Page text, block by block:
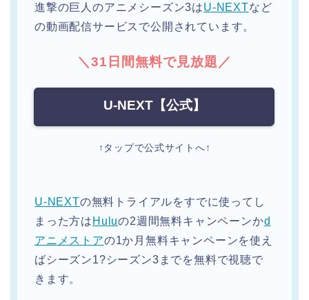
進撃の巨人のアニメシーズン3はU-NEXTなど
の動画配信サービスで公開されています。
＼31日間無料で見放題／
U-NEXT【公式】
↑タップで公式サイトへ↑
U-NEXTの無料トライアルをすでに使ってし
まった方は Huluの2週間無料キャンペーンかd
アニメストアの1か月無料キャンペーンを使え
ばシーズン1?シーズン3までを無料で視聴で
きます。